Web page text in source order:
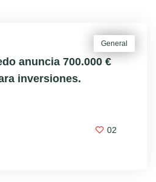
General
anuncia 700.000 €
inversiones.
02